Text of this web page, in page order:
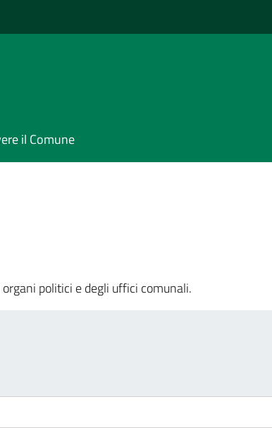
il Comune
politici e degli uffici comunali.